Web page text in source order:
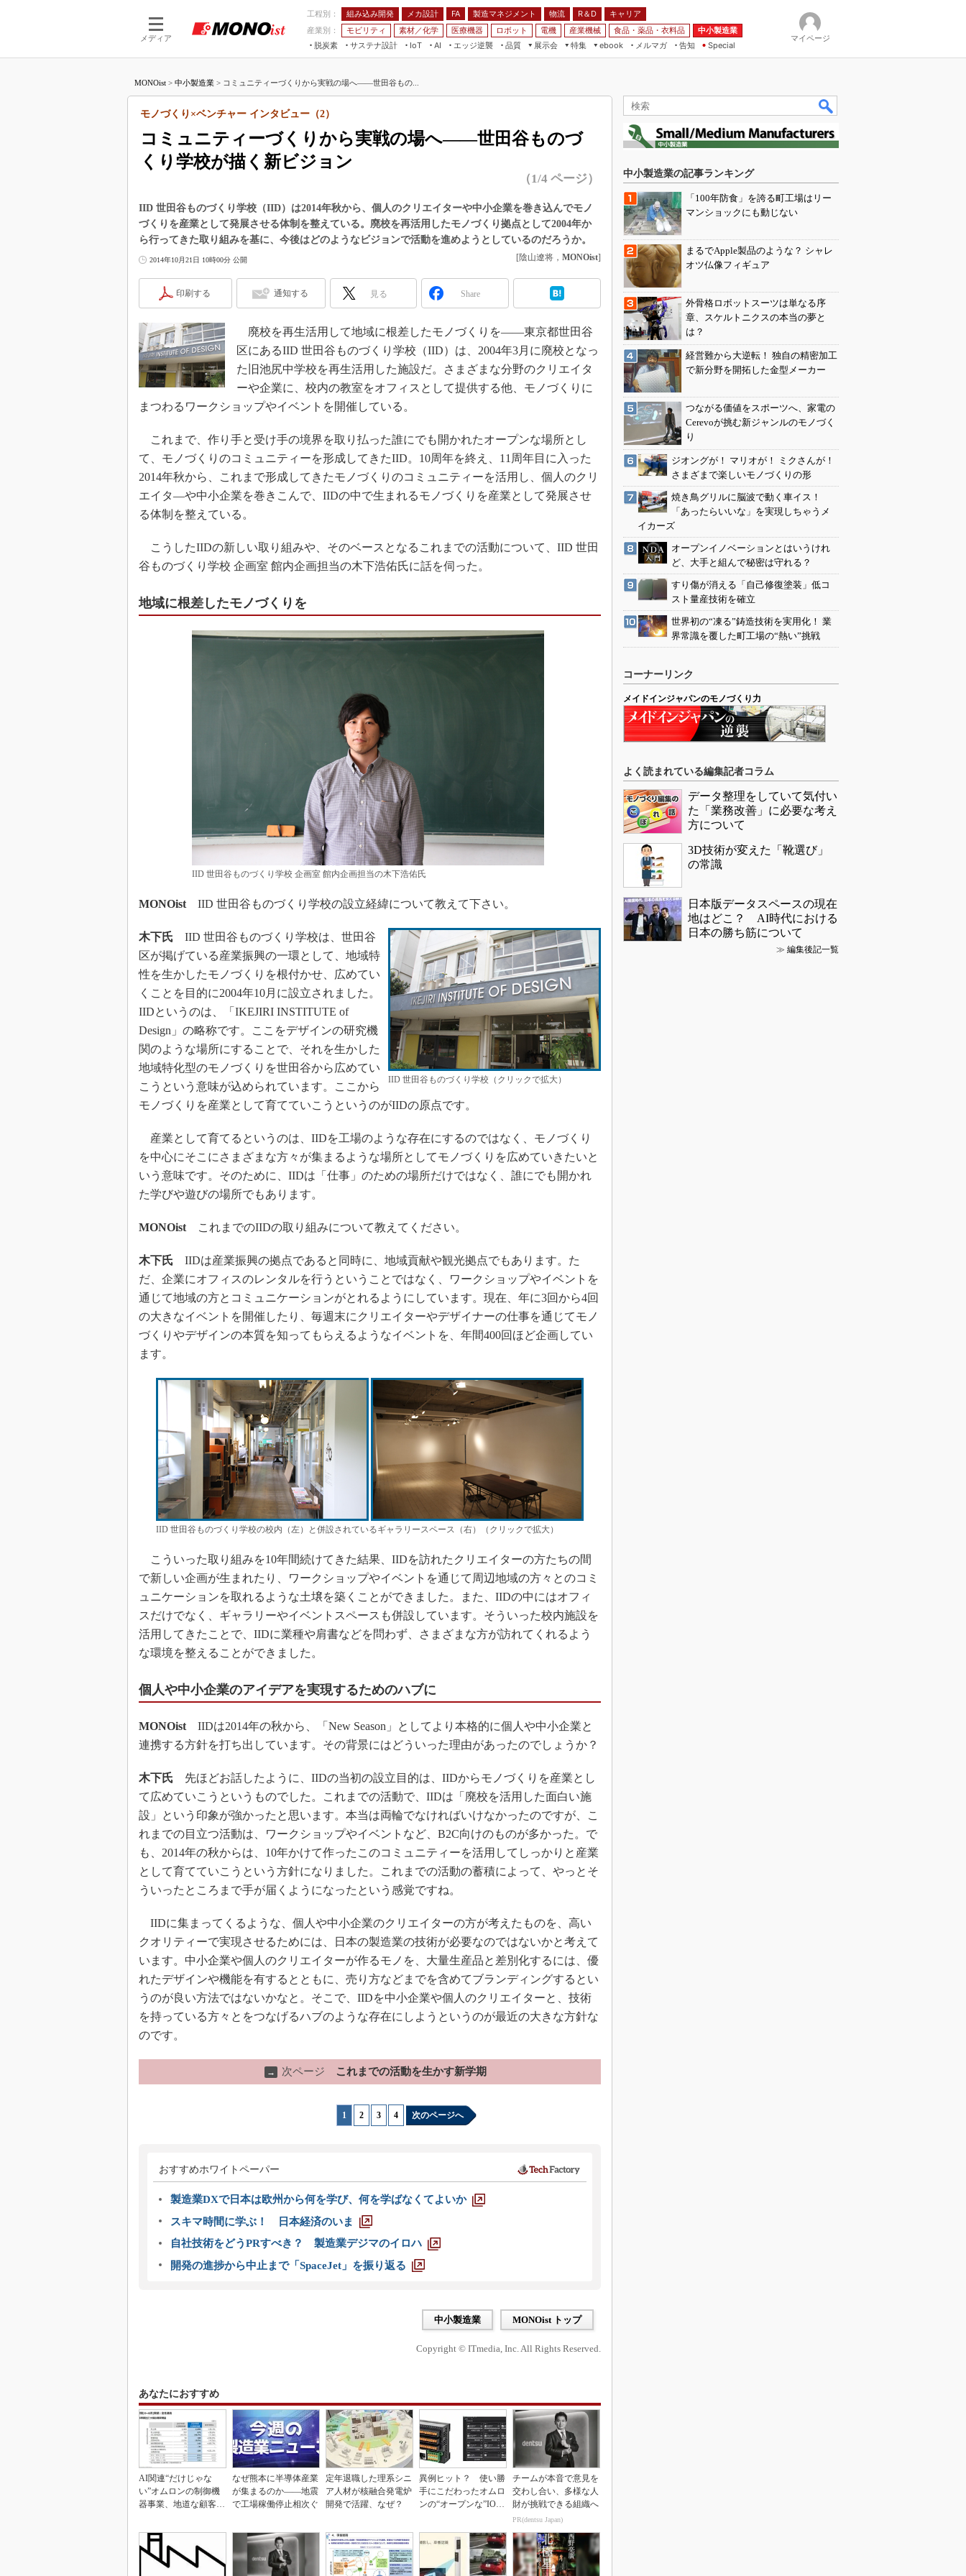
メディア
工程別： 組み込み開発 メカ設計 FA 製造マネジメント 物流 R＆D
キャリア
産業別：
モビリティ 素材／化学 医療機器 ロボット 電機 産業機械 食品・薬品・衣料品
中小製造業
脱炭素
サステナ設計
IoT
つながる工場
つながるサービス
AI
AI×設備保全
エッジ逆襲 品質
展示会
JIMTOF
IIFES
TECHNO-FRONTIER
人テク展
スマート工場EXPO
日本ものづくりワールド
産業オープンネット展
特集
組み込みモデリング
Windows Embedded
3Dプリンタ
デジタルツインとCAE
S＆OP
インダストリー4.0
製造業ビッグデータ
メイドインジャパン
植物工場
知財マネジメント
グローバル設計・開発
制御セキュリティ
ebook
メルマガ
告知 Special
マイページ
MONOist > 中小製造業 > コミュニティーづくりから実戦の場へ――世田谷もの...
コミュニティーづくりから実戦の場へ――世田谷ものづ
くり学校が描く新ビジョン
モノづくり×ベンチャー インタビュー（2）
（1/4 ページ）
IID 世田谷ものづくり学校（IID）は2014年秋から、個人のクリエイターや中小企業を巻き込んでモノ
づくりを産業として発展させる体制を整えている。廃校を再活用したモノづくり拠点として2004年か
ら行ってきた取り組みを基に、今後はどのようなビジョンで活動を進めようとしているのだろうか。
2014年10月21日 10時00分 公開 [陰山遼将， MONOist]
印刷する 通知する 見る Share
廃校を再生活用して地域に根差したモノづくりを――東京都世田谷
区にあるIID 世田谷ものづくり学校（IID）は、2004年3月に廃校となっ
た旧池尻中学校を再生活用した施設だ。さまざまな分野のクリエイタ
ーや企業に、校内の教室をオフィスとして提供する他、モノづくりに
まつわるワークショップやイベントを開催している。
これまで、作り手と受け手の境界を取り払った誰にでも開かれたオープンな場所とし
て、モノづくりのコミュニティーを形成してきたIID。10周年を終え、11周年目に入った
2014年秋から、これまで形成してきたモノづくりのコミュニティーを活用し、個人のクリ
エイタ―や中小企業を巻きこんで、IIDの中で生まれるモノづくりを産業として発展させ
る体制を整えている。
こうしたIIDの新しい取り組みや、そのベースとなるこれまでの活動について、IID 世田
谷ものづくり学校 企画室 館内企画担当の木下浩佑氏に話を伺った。
地域に根差したモノづくりを
IID 世田谷ものづくり学校 企画室 館内企画担当の木下浩佑氏
MONOist IID 世田谷ものづくり学校の設立経緯について教えて下さい。
IID 世田谷ものづくり学校（クリックで拡大）
木下氏 IID 世田谷ものづくり学校は、世田谷
区が掲げている産業振興の一環として、地域特
性を生かしたモノづくりを根付かせ、広めてい
くことを目的に2004年10月に設立されました。
IIDというのは、「IKEJIRI INSTITUTE of
Design」の略称です。ここをデザインの研究機
関のような場所にすることで、それを生かした
地域特化型のモノづくりを世田谷から広めてい
こうという意味が込められています。ここから
モノづくりを産業として育てていこうというのがIIDの原点です。
産業として育てるというのは、IIDを工場のような存在にするのではなく、モノづくり
を中心にそこにさまざまな方々が集まるような場所としてモノづくりを広めていきたいと
いう意味です。そのために、IIDは「仕事」のための場所だけではなく、誰にでも開かれ
た学びや遊びの場所でもあります。
MONOist これまでのIIDの取り組みについて教えてください。
木下氏 IIDは産業振興の拠点であると同時に、地域貢献や観光拠点でもあります。た
だ、企業にオフィスのレンタルを行うということではなく、ワークショップやイベントを
通じて地域の方とコミュニケーションがとれるようにしています。現在、年に3回から4回
の大きなイベントを開催したり、毎週末にクリエイターやデザイナーの仕事を通じてモノ
づくりやデザインの本質を知ってもらえるようなイベントを、年間400回ほど企画してい
ます。
IID 世田谷ものづくり学校の校内（左）と併設されているギャラリースペース（右）（クリックで拡大）
こういった取り組みを10年間続けてきた結果、IIDを訪れたクリエイターの方たちの間
で新しい企画が生まれたり、ワークショップやイベントを通じて周辺地域の方々とのコミ
ュニケーションを取れるような土壌を築くことができました。また、IIDの中にはオフィ
スだけでなく、ギャラリーやイベントスペースも併設しています。そういった校内施設を
活用してきたことで、IIDに業種や肩書などを問わず、さまざまな方が訪れてくれるよう
な環境を整えることができました。
個人や中小企業のアイデアを実現するためのハブに
MONOist IIDは2014年の秋から、「New Season」としてより本格的に個人や中小企業と
連携する方針を打ち出しています。その背景にはどういった理由があったのでしょうか？
木下氏 先ほどお話したように、IIDの当初の設立目的は、IIDからモノづくりを産業とし
て広めていこうというものでした。これまでの活動で、IIDは「廃校を活用した面白い施
設」という印象が強かったと思います。本当は両輪でなければいけなかったのですが、こ
れまでの目立つ活動は、ワークショップやイベントなど、B2C向けのものが多かった。で
も、2014年の秋からは、10年かけて作ったこのコミュニティーを活用してしっかりと産業
として育てていこうという方針になりました。これまでの活動の蓄積によって、やっとそ
ういったところまで手が届くようになったという感覚ですね。
IIDに集まってくるような、個人や中小企業のクリエイターの方が考えたものを、高い
クオリティーで実現させるためには、日本の製造業の技術が必要なのではないかと考えて
います。中小企業や個人のクリエイターが作るモノを、大量生産品と差別化するには、優
れたデザインや機能を有するとともに、売り方などまでを含めてブランディングするとい
うのが良い方法ではないかなと。そこで、IIDを中小企業や個人のクリエイターと、技術
を持っている方々とをつなげるハブのような存在にしようというのが最近の大きな方針な
のです。
→ 次ページ これまでの活動を生かす新学期
1 2 3 4 次のページへ
おすすめホワイトペーパー
製造業DXで日本は欧州から何を学び、何を学ばなくてよいか
スキマ時間に学ぶ！ 日本経済のいま
自社技術をどうPRすべき？ 製造業デジマのイロハ
開発の進捗から中止まで「SpaceJet」を振り返る
中小製造業 MONOist トップ
Copyright © ITmedia, Inc. All Rights Reserved.
あなたにおすすめ
AI関連“だけじゃな
い”オムロンの制御機
器事業、地道な顧客基
なぜ熊本に半導体産業
が集まるのか――地震
で工場稼働停止相次ぐ
定年退職した理系シニ
ア人材が核融合発電炉
開発で活躍、なぜ？
異例ヒット？ 使い勝
手にこだわったオムロ
ンの“オープンな”IO-L
チームが本音で意見を
交わし合い、多様な人
財が挑戦できる組織へ
PR(dentsu Japan)
中小製造業の記事ランキング
「100年防食」を誇る町工場はリー
マンショックにも動じない
まるでApple製品のような？ シャレ
オツ仏像フィギュア
外骨格ロボットスーツは単なる序
章、スケルトニクスの本当の夢と
は？
経営難から大逆転！ 独自の精密加工
で新分野を開拓した金型メーカー
つながる価値をスポーツへ、家電の
Cerevoが挑む新ジャンルのモノづく
り
ジオングが！ マリオが！ ミクさんが！
さまざまで楽しいモノづくりの形
焼き鳥グリルに脳波で動く車イス！
「あったらいいな」を実現しちゃうメ
イカーズ
オープンイノベーションとはいうけれ
ど、大手と組んで秘密は守れる？
すり傷が消える「自己修復塗装」低コ
スト量産技術を確立
世界初の“凍る”鋳造技術を実用化！ 業
界常識を覆した町工場の“熱い”挑戦
コーナーリンク
メイドインジャパンのモノづくり力
よく読まれている編集記者コラム
データ整理をしていて気付い
た「業務改善」に必要な考え
方について
3D技術が変えた「靴選び」
の常識
日本版データスペースの現在
地はどこ？ AI時代における
日本の勝ち筋について
≫ 編集後記一覧